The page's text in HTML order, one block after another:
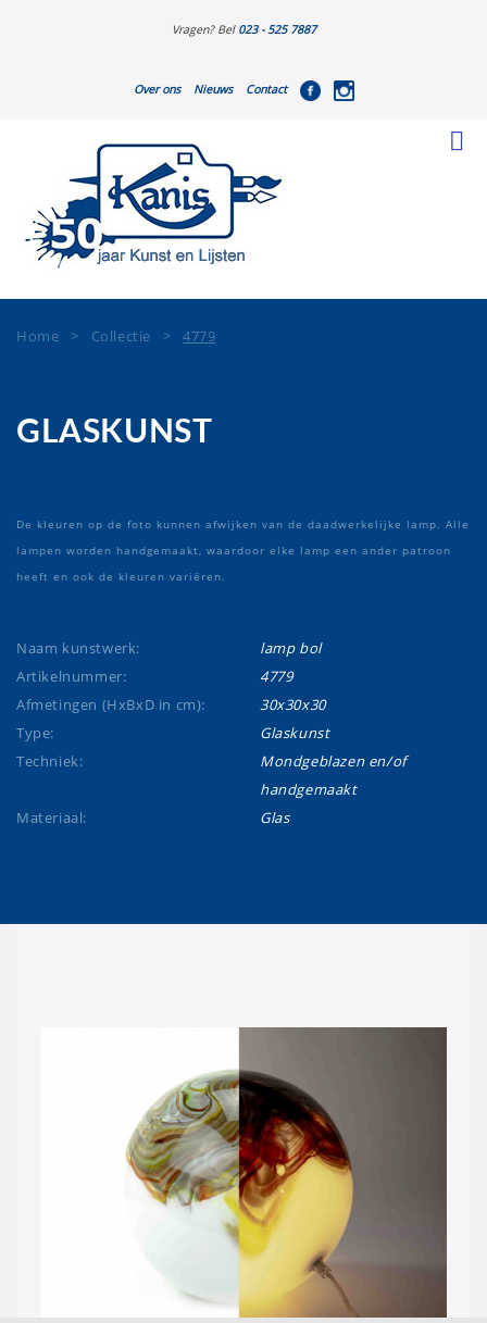
Vragen? Bel 023 - 525 7887
Over ons Nieuws Contact
Home > Collectie >4779
GLASKUNST
De kleuren op de foto kunnen afwijken van de daadwerkelijke lamp. Alle
lampen worden handgemaakt, waardoor elke lamp een ander patroon
heeft en ook de kleuren variëren.
Naam kunstwerk:
lamp bol
Artikelnummer:
4779
Afmetingen (HxBxD in cm):
30x30x30
Type:
Glaskunst
Techniek:
Mondgeblazen en/of
handgemaakt
Materiaal:
Glas